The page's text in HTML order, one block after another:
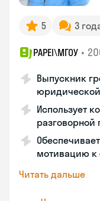
5 3
PAPEI\MГОУ •
Выпускник
Использует
разговорной
мотивацию к
Читать дальше